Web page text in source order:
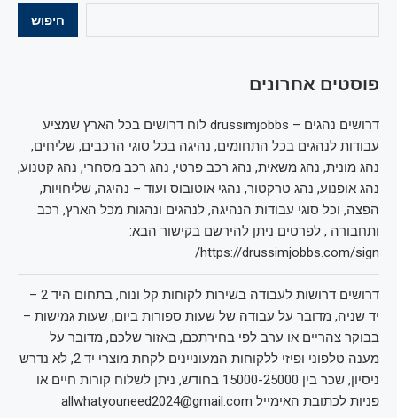
חיפוש
פוסטים אחרונים
דרושים נהגים – drussimjobbs לוח דרושים בכל הארץ שמציע
עבודות לנהגים בכל התחומים, נהיגה בכל סוגי הרכבים, שליחים,
נהג מונית, נהג משאית, נהג רכב פרטי, נהג רכב מסחרי, נהג קטנוע,
נהג אופנוע, נהג טרקטור, נהגי אוטובוס ועוד – נהיגה, שליחויות,
הפצה, וכל סוגי עבודות הנהיגה, לנהגים ונהגות מכל הארץ, רכב
ותחבורה , לפרטים ניתן להירשם בקישור הבא:
https://drussimjobbs.com/sign/
דרושים דרושות לעבודה בשירות לקוחות קל ונוח, בתחום היד 2 –
יד שניה, מדובר על עבודה של שעות ספורות ביום, שעות גמישות –
בבוקר צהריים או ערב לפי בחירתכם, באזור שלכם, מדובר על
מענה טלפוני ופיזי ללקוחות המעוניינים לקחת מוצרי יד 2, לא נדרש
ניסיון, שכר בין 15000-25000 בחודש, ניתן לשלוח קורות חיים או
פניות לכתובת האימייל allwhatyouneed2024@gmail.com